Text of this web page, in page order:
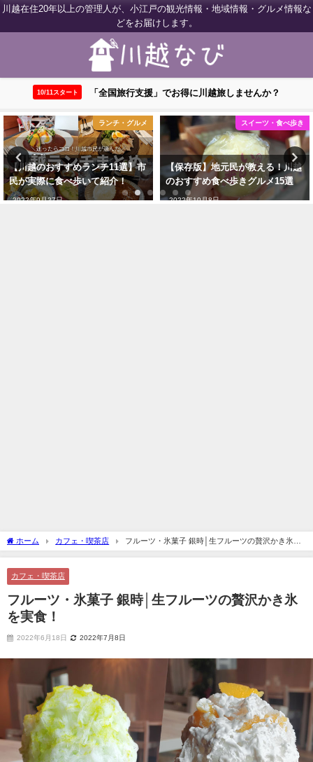
川越在住20年以上の管理人が、小江戸の観光情報・地域情報・グルメ情報な
どをお届けします。
10/11スタート 「全国旅行支援」でお得に川越旅しませんか？
スイーツ・食べ歩き
【保存版】地元民が教える！川越
のおすすめ食べ歩きグルメ15選
2022年10月8日
カフェ・喫茶店
川越のおすすめカフェまとめ19
選！地元民が厳選して紹介
2022年9月27日
ホーム カフェ・喫茶店
フルーツ・氷菓子 銀時│生フルーツの贅沢かき氷を
実食！
カフェ・喫茶店
フルーツ・氷菓子 銀時│生フルーツの贅沢かき氷
を実食！
2022年6月18日 2022年7月8日